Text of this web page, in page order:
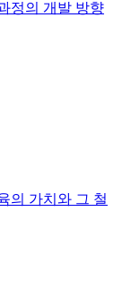
정의 개발 방향
의 가치와 그 철